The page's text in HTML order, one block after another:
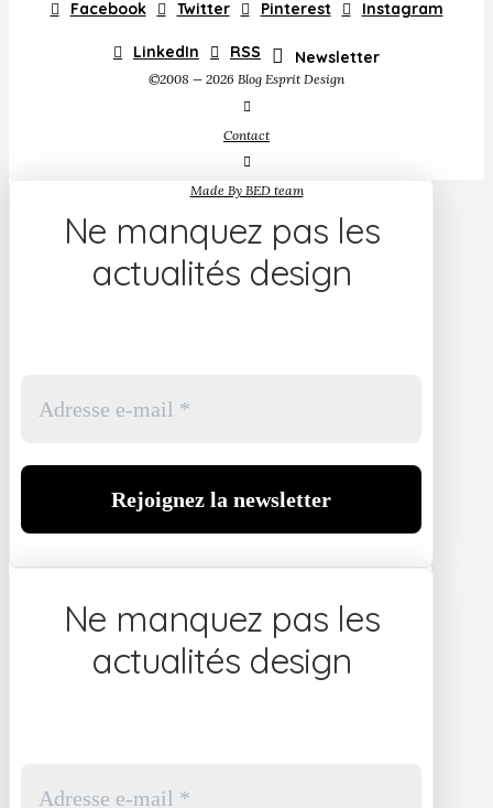
Facebook Twitter Pinterest Instagram
LinkedIn RSS Newsletter
©2008 — 2026 Blog Esprit Design
Contact
Made By BED team
Ne manquez pas les
actualités design
Ne manquez pas les
actualités design